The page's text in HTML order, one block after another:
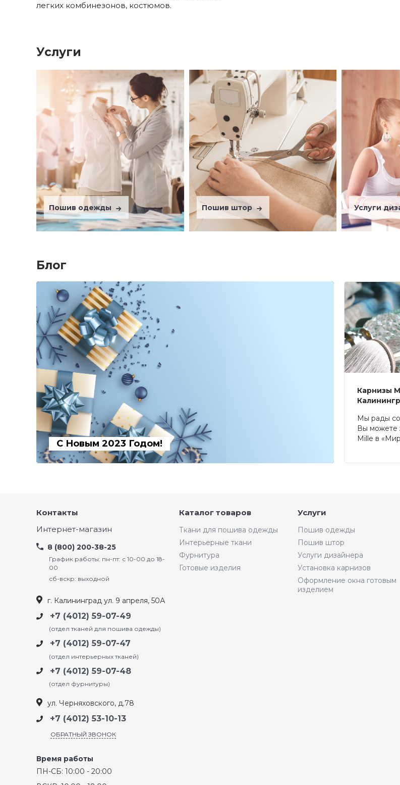
легких комбинезонов, костюмов.
Услуги
Пошив одежды Пошив штор Услуги
Блог
С Новым 2023 Годом!
Карнизы
Мы рады
Вы можете
Mille в
Контакты
Интернет-магазин
8 (800) 200-38-25
График работы: пн-пт: с 10-00 до 18-
00
сб-вскр: выходной
г. Калининград ул. 9 апреля, 50А
+7 (4012) 59-07-49
(отдел тканей для пошива одежды)
+7 (4012) 59-07-47
(отдел интерьерных тканей)
+7 (4012) 59-07-48
(отдел фурнитуры)
ул. Черняховского, д.78
+7 (4012) 53-10-13
ОБРАТНЫЙ ЗВОНОК
Время работы
ПН-СБ: 10:00 - 20:00
Каталог товаров
Ткани для пошива одежды
Интерьерные ткани
Фурнитура
Готовые изделия
Услуги
Пошив одежды
Пошив штор
Услуги дизайнера
Установка карнизов
Оформление окна готовым
изделием